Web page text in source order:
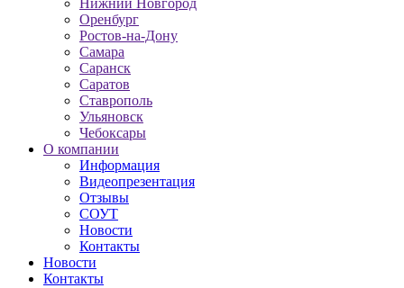
Нижний Новгород
Оренбург
Ростов-на-Дону
Самара
Саранск
Саратов
Ставрополь
Ульяновск
Чебоксары
О компании
Информация
Видеопрезентация
Отзывы
СОУТ
Новости
Контакты
Новости
Контакты